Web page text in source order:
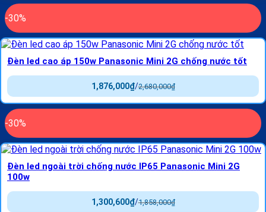
-30%
Đèn led cao áp 150w Panasonic Mini 2G chống nước tốt
2,680,000₫
/
1,876,000₫
-30%
Đèn led ngoài trời chống nước IP65 Panasonic Mini 2G
100w
1,858,000₫
/
1,300,600₫